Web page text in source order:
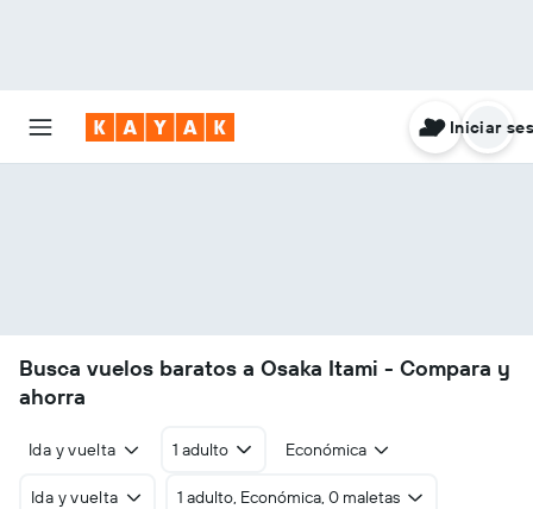
Iniciar
Busca vuelos baratos a Osaka Itami - Compara y
ahorra
Ida y vuelta 1 adulto Económica
Ida y vuelta 1 adulto, Económica, 0 maletas